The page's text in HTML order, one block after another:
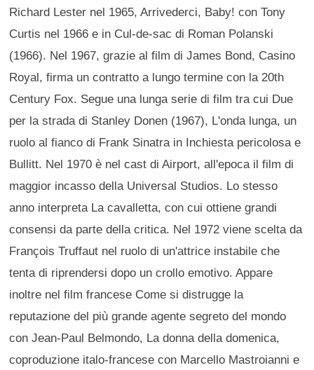
Richard Lester nel 1965, Arrivederci, Baby! con Tony
Curtis nel 1966 e in Cul-de-sac di Roman Polanski
(1966). Nel 1967, grazie al film di James Bond, Casino
Royal, firma un contratto a lungo termine con la 20th
Century Fox. Segue una lunga serie di film tra cui Due
per la strada di Stanley Donen (1967), L'onda lunga, un
ruolo al fianco di Frank Sinatra in Inchiesta pericolosa e
Bullitt. Nel 1970 è nel cast di Airport, all'epoca il film di
maggior incasso della Universal Studios. Lo stesso
anno interpreta La cavalletta, con cui ottiene grandi
consensi da parte della critica. Nel 1972 viene scelta da
François Truffaut nel ruolo di un'attrice instabile che
tenta di riprendersi dopo un crollo emotivo. Appare
inoltre nel film francese Come si distrugge la
reputazione del più grande agente segreto del mondo
con Jean-Paul Belmondo, La donna della domenica,
coproduzione italo-francese con Marcello Mastroianni e